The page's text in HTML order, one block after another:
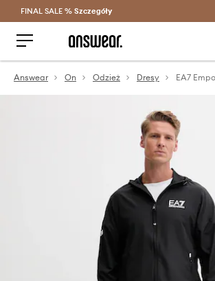
Oszczędzaj z Answear Club >
FINAL SALE % Szczegóły
Answear On Odzież Dresy EA7